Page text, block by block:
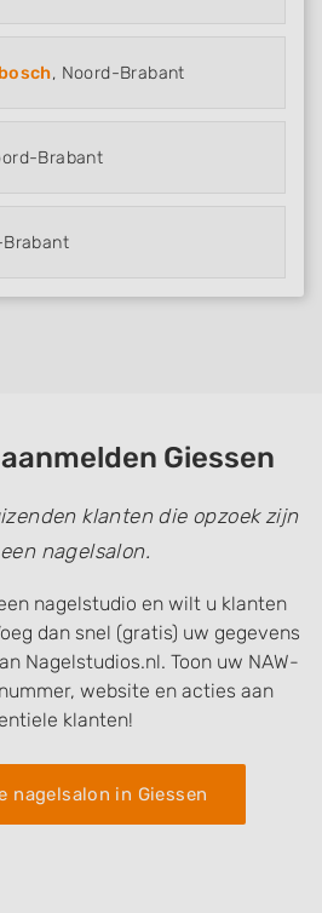
, Noord-Brabant
Brabant
Giessen
klanten die opzoek zijn
nagelsalon.
nagelstudio en wilt u klanten
dan snel (gratis) uw gegevens
Nagelstudios.nl. Toon uw NAW-
website en acties aan
klanten!
nagelsalon in Giessen